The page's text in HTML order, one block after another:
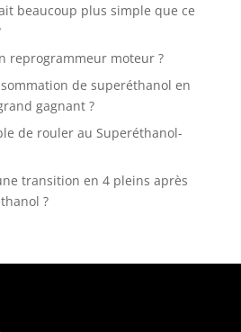
beaucoup plus simple que ce
reprogrammeur moteur ?
de superéthanol en
gagnant ?
de rouler au Superéthanol-
transition en 4 pleins après
?